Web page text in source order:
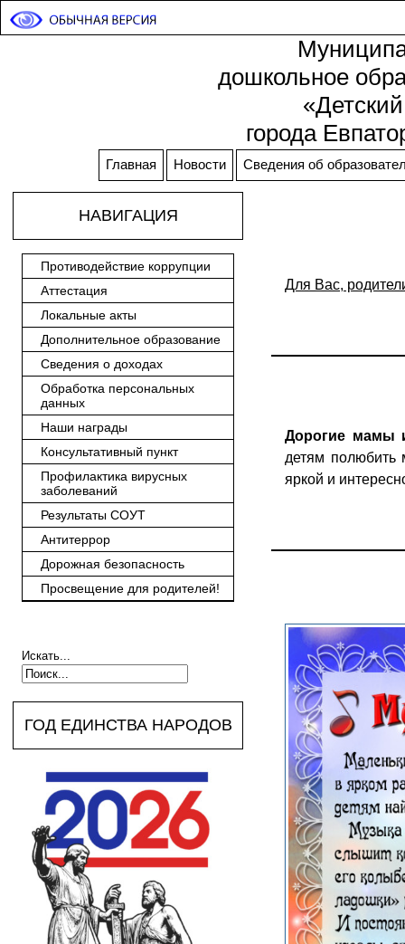
дошкольное
города
Главная Новости Сведения об
НАВИГАЦИЯ
Противодействие коррупции
Аттестация
Локальные акты
Дополнительное образование
Сведения о доходах
Обработка персональных
данных
Наши награды
Консультативный пункт
Профилактика вирусных
заболеваний
Результаты СОУТ
Антитеррор
Дорожная безопасность
Просвещение для родителей!
Искать...
ГОД ЕДИНСТВА НАРОДОВ
Для Вас,
Дорогие
детям полюбить
яркой и